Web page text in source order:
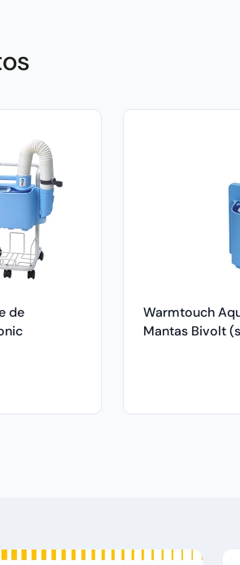
de
Warmtouch
Mantas Bivolt